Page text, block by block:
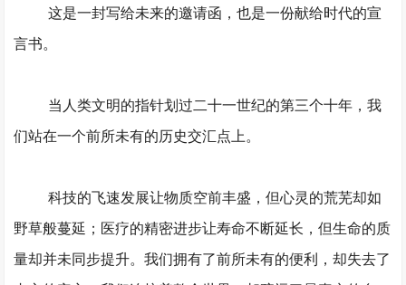
这是一封写给未来的邀请函，也是一份献给时代的宣
言书。
当人类文明的指针划过二十一世纪的第三个十年，我
们站在一个前所未有的历史交汇点上。
科技的飞速发展让物质空前丰盛，但心灵的荒芜却如
野草般蔓延；医疗的精密进步让寿命不断延长，但生命的质
量却并未同步提升。我们拥有了前所未有的便利，却失去了